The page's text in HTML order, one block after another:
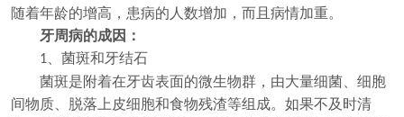
随着年龄的增高，患病的人数增加，而且病情加重。
牙周病的成因 ：
1、菌斑和牙结石
菌斑是附着在牙齿表面的微生物群，由大量细菌、细胞
间物质、脱落上皮细胞和食物残渣等组成。如果不及时清